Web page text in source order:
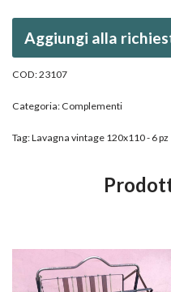
Aggiungi alla
COD:23107
Categoria: Complementi
Tag:Lavagna vintage 120x110 - 6 pz